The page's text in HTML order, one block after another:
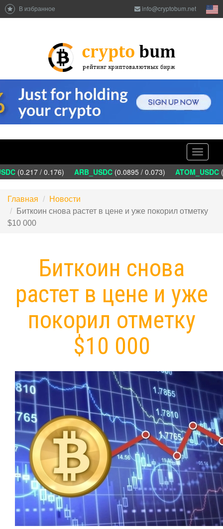
В избранное info@cryptobum.net
Toggle
(0.217 / 0.176) ARB_USDC(0.0895 / 0.073) ATOM_USDC
Главная
Новости
Биткоин снова растет в цене и уже покорил отметку
$10 000
Биткоин снова
растет в цене и уже
покорил отметку
$10 000